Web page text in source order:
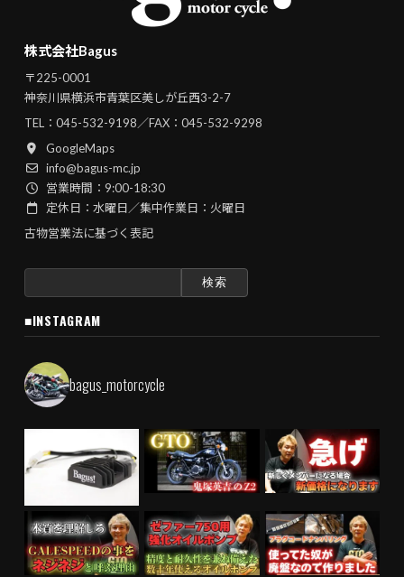
株式会社Bagus
〒225-0001
神奈川県横浜市青葉区美しが丘西3-2-7
TEL： 045-532-9198／FAX：045-532-9298
GoogleMaps
info@bagus-mc.jp
営業時間：9:00-18:30
定休日：水曜日／集中作業日：火曜日
古物営業法に基づく表記
検
■INSTAGRAM
bagus_motorcycle